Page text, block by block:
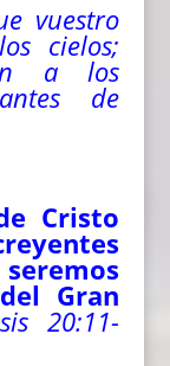
vuestro
cielos;
a los
de
Cristo
Gran
20:11-